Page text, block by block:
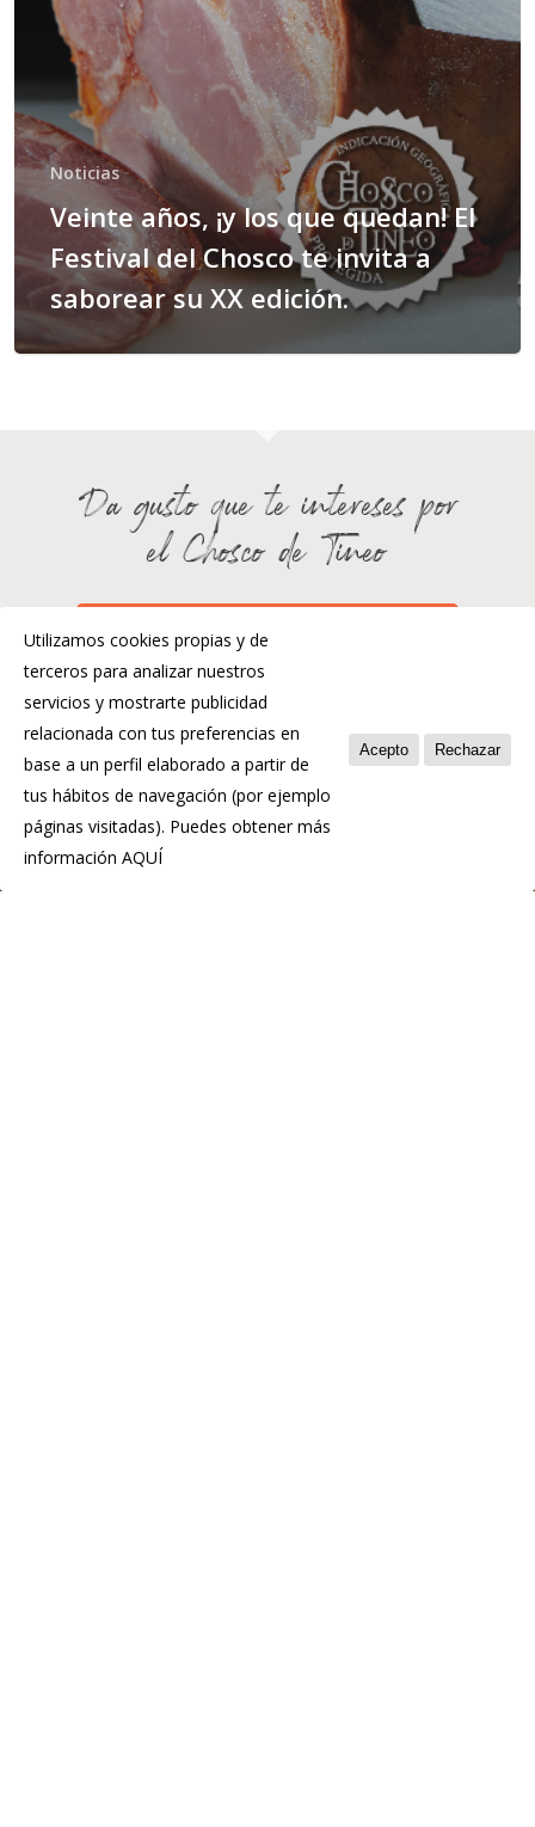
Noticias
Veinte años, ¡y los que quedan! El
Festival del Chosco te invita a
saborear su XX edición.
Da gusto que te intereses por
el Chosco de Tineo
¿HABLAMOS?
Utilizamos cookies propias y de
terceros para analizar nuestros
servicios y mostrarte publicidad
relacionada con tus preferencias en
base a un perfil elaborado a partir de
tus hábitos de navegación (por ejemplo
páginas visitadas). Puedes obtener más
información AQUÍ
Acepto Rechazar